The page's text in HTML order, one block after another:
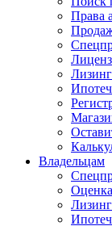
Права
Владельцам